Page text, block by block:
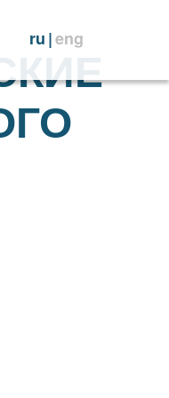
ru eng